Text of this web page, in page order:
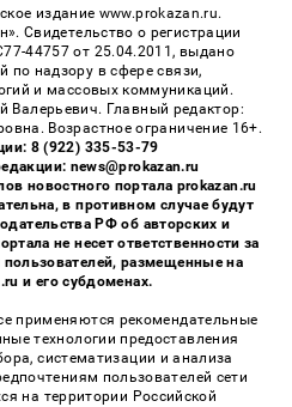
издание www.prokazan.ru.
Cвидетельство о регистрации
44757 от 25.04.2011, выдано
по надзору в сфере связи,
и массовых коммуникаций.
Валерьевич. Главный редактор:
Возрастное ограничение 16+.
8 (922) 335-53-79
news@prokazan.ru
новостного портала prokazan.ru
в противном случае будут
РФ об авторских и
не несет ответственности за
размещенные на
и его субдоменах.
применяются рекомендательные
технологии предоставления
систематизации и анализа
пользователей сети
на территории Российской